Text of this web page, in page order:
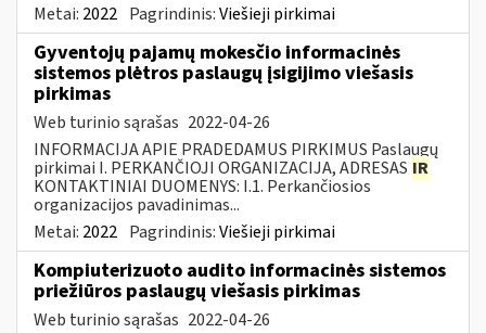
Metai: 2022 Pagrindinis:Viešieji pirkimai
Gyventojų pajamų mokesčio informacinės
sistemos plėtros paslaugų įsigijimo viešasis
pirkimas
Web turinio sąrašas 2022-04-26
INFORMACIJA APIE PRADEDAMUS PIRKIMUS Paslaugų
pirkimai I. PERKANČIOJI ORGANIZACIJA, ADRESAS IR
KONTAKTINIAI DUOMENYS: I.1. Perkančiosios
organizacijos pavadinimas...
Metai: 2022 Pagrindinis:Viešieji pirkimai
Kompiuterizuoto audito informacinės sistemos
priežiūros paslaugų viešasis pirkimas
Web turinio sąrašas 2022-04-26